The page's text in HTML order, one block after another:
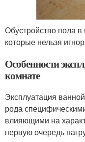
Обустройство пола
которые нельзя
Особенности
комнате
Эксплуатация
рода
влияющими на
первую очередь